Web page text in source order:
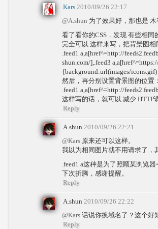
Kars 2010/09/26 22:17
@A.shun 为了效果好，那也是
看了看你的CSS，发现 有些相同
完全可以 这样来写，把背景图相
.feed1 a,a[href^=http://
shun.com/],.feed3
{background:url(images/
然后，再分别设置背景图的位置：
.feed1 a,a[href^=http://
这样写的话，就可以 减少
Reply
A.shun 2010/09/26 22:21
@Kars 原来还可以这样。
我以为相同图片就不用请求了，
.feed1 a这种是为了照顾某浏览器
下次折腾，感谢提醒。
Reply
A.shun 2010/09/26 22:22
@Kars 话说你换域名了？这个好
Reply